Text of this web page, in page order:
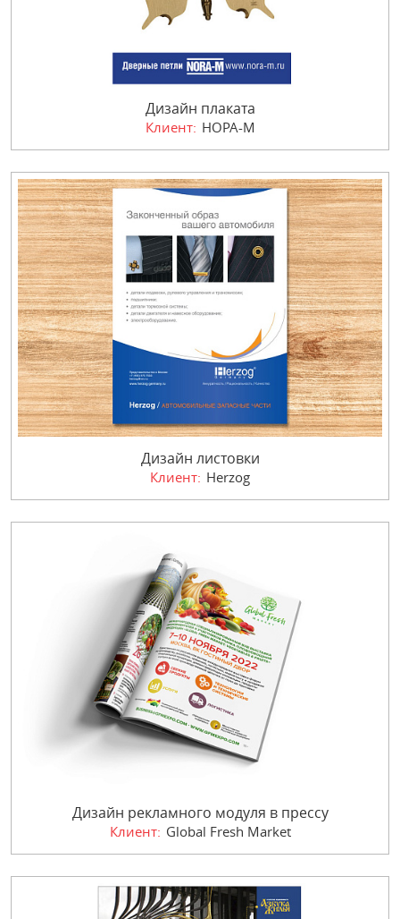
Дизайн плаката
Клиент: НОРА-М
Дизайн листовки
Клиент: Herzog
Дизайн рекламного модуля в прессу
Клиент: Global Fresh Market